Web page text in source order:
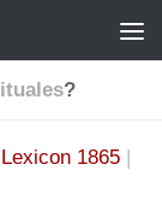
?
1865 |